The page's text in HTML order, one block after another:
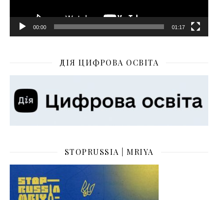
00:00 01:17
ДІЯ ЦИФРОВА ОСВІТА
STOPRUSSIA | MRIYA